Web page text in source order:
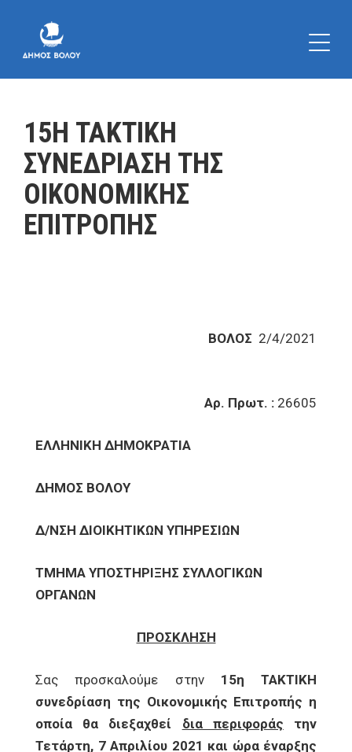
15Η ΤΑΚΤΙΚΗ
ΣΥΝΕΔΡΙΑΣΗ ΤΗΣ
ΟΙΚΟΝΟΜΙΚΗΣ
ΕΠΙΤΡΟΠΗΣ
ΒΟΛΟΣ 2/4/2021
Αρ. Πρωτ. : 26605
ΕΛΛΗΝΙΚΗ ΔΗΜΟΚΡΑΤΙΑ
ΔΗΜΟΣ ΒΟΛΟΥ
Δ/ΝΣΗ ΔΙΟΙΚΗΤΙΚΩΝ ΥΠΗΡΕΣΙΩΝ
ΤΜΗΜΑ ΥΠΟΣΤΗΡΙΞΗΣ ΣΥΛΛΟΓΙΚΩΝ
ΟΡΓΑΝΩΝ
ΠΡΟΣΚΛΗΣΗ
Σας προσκαλούμε στην15η ΤΑΚΤΙΚΗ
συνεδρίαση της Οικονομικής Επιτροπής η
οποία θα διεξαχθεί δια περιφοράς την
Τετάρτη, 7 Απριλίου 2021 και ώρα έναρξης